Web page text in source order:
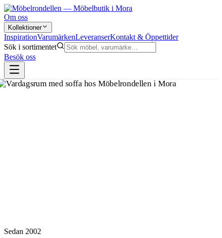
Om oss
Kollektioner
InspirationVarumärkenLeveranserKontakt & Öppettider
Sök i sortimentet
Besök oss
Sedan 2002